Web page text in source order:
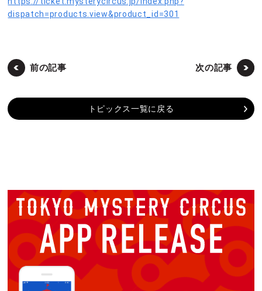
dispatch=products.view&product_id=301
前の記事 次の記事
トピックス一覧に戻る